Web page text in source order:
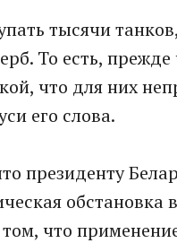
тысячи
То есть,
что для них
его слова.
президенту
обстановка
том, что